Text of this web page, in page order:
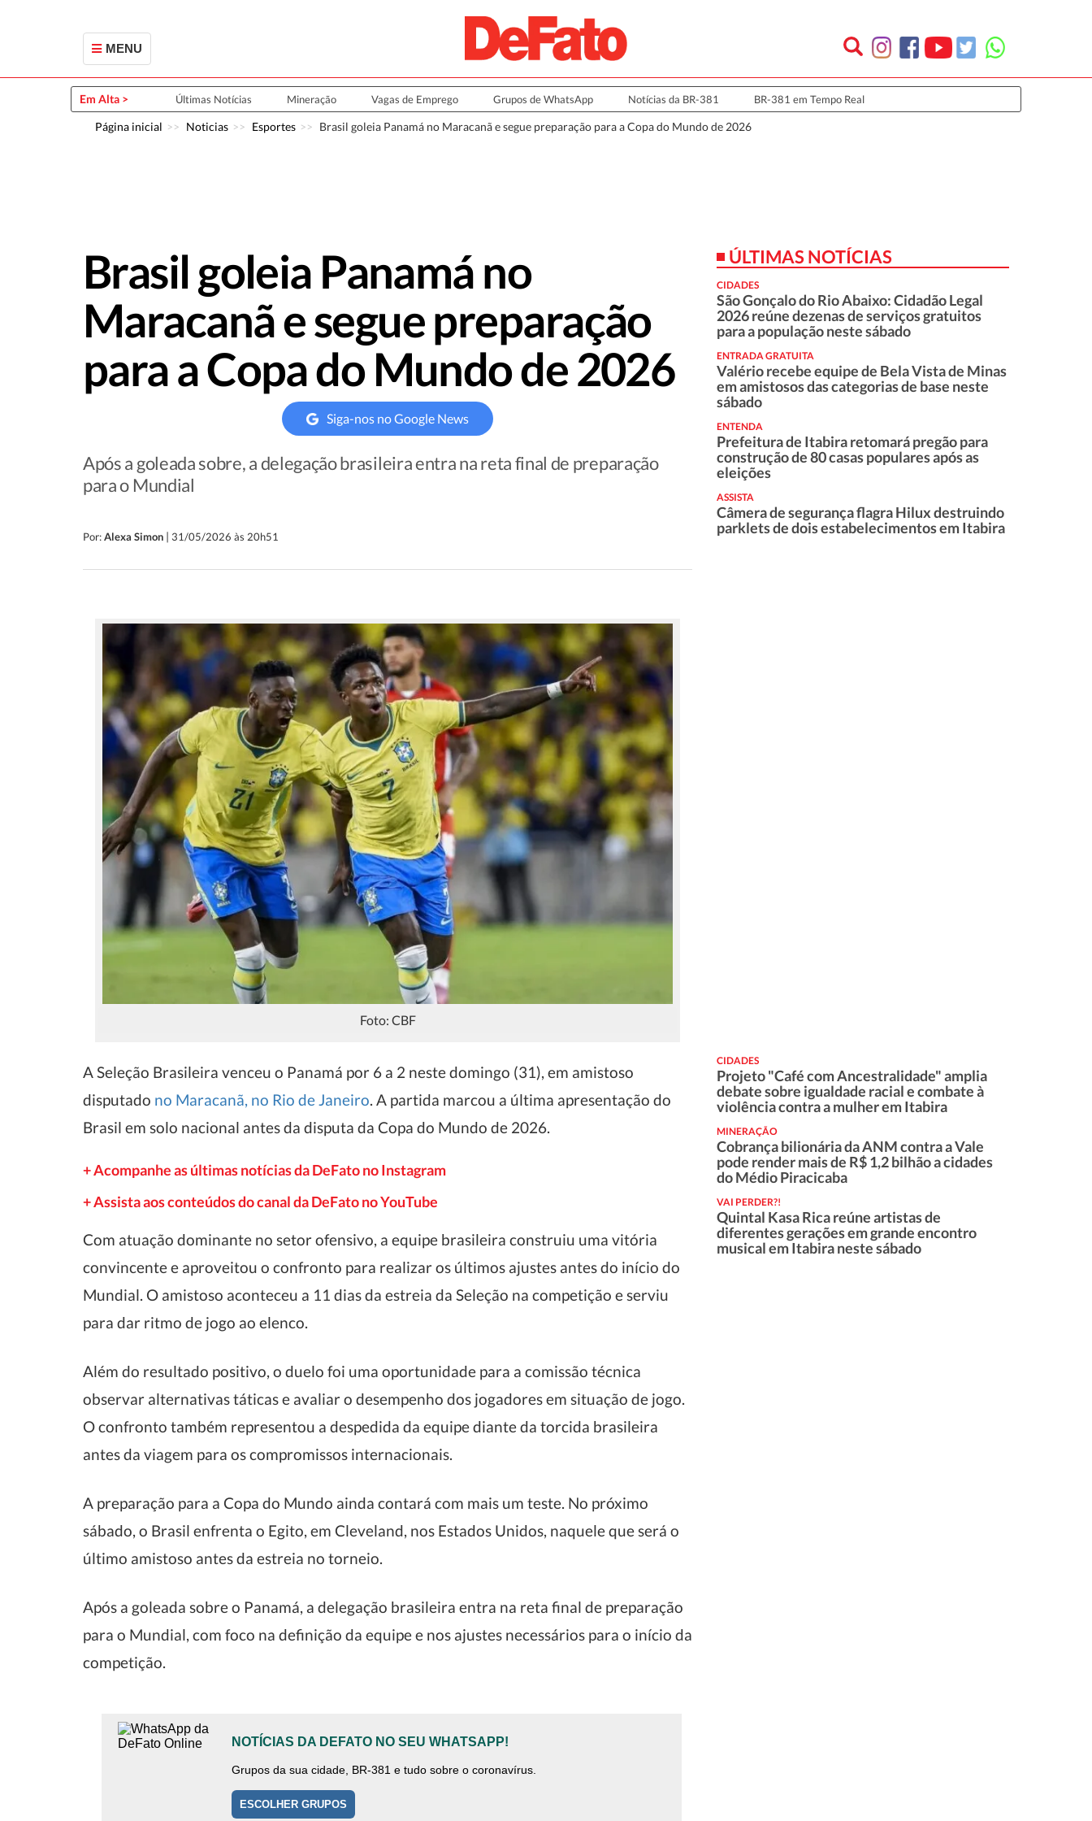
MENU
Em Alta > Últimas Notícias Mineração Vagas de Emprego Grupos de WhatsApp Notícias da BR-381 BR-381 em Tempo Real
Página inicial Noticias Esportes Brasil goleia Panamá no Maracanã e segue preparação para a Copa do Mundo de 2026
Brasil goleia Panamá no
Maracanã e segue preparação
para a Copa do Mundo de 2026
Siga-nos no Google News
Após a goleada sobre, a delegação brasileira entra na reta final de preparação
para o Mundial
Por:Alexa Simon | 31/05/2026 às 20h51
Foto: CBF
A Seleção Brasileira venceu o Panamá por 6 a 2 neste domingo (31), em amistoso
disputado no Maracanã, no Rio de Janeiro . A partida marcou a última apresentação do
Brasil em solo nacional antes da disputa da Copa do Mundo de 2026.
+ Acompanhe as últimas notícias da DeFato no Instagram
+ Assista aos conteúdos do canal da DeFato no YouTube
Com atuação dominante no setor ofensivo, a equipe brasileira construiu uma vitória
convincente e aproveitou o confronto para realizar os últimos ajustes antes do início do
Mundial. O amistoso aconteceu a 11 dias da estreia da Seleção na competição e serviu
para dar ritmo de jogo ao elenco.
Além do resultado positivo, o duelo foi uma oportunidade para a comissão técnica
observar alternativas táticas e avaliar o desempenho dos jogadores em situação de jogo.
O confronto também representou a despedida da equipe diante da torcida brasileira
antes da viagem para os compromissos internacionais.
A preparação para a Copa do Mundo ainda contará com mais um teste. No próximo
sábado, o Brasil enfrenta o Egito, em Cleveland, nos Estados Unidos, naquele que será o
último amistoso antes da estreia no torneio.
Após a goleada sobre o Panamá, a delegação brasileira entra na reta final de preparação
para o Mundial, com foco na definição da equipe e nos ajustes necessários para o início da
competição.
ÚLTIMAS NOTÍCIAS
CIDADES
São Gonçalo do Rio Abaixo: Cidadão Legal
2026 reúne dezenas de serviços gratuitos
para a população neste sábado
ENTRADA GRATUITA
Valério recebe equipe de Bela Vista de Minas
em amistosos das categorias de base neste
sábado
ENTENDA
Prefeitura de Itabira retomará pregão para
construção de 80 casas populares após as
eleições
ASSISTA
Câmera de segurança flagra Hilux destruindo
parklets de dois estabelecimentos em Itabira
CIDADES
Projeto "Café com Ancestralidade" amplia
debate sobre igualdade racial e combate à
violência contra a mulher em Itabira
MINERAÇÃO
Cobrança bilionária da ANM contra a Vale
pode render mais de R$ 1,2 bilhão a cidades
do Médio Piracicaba
VAI PERDER?!
Quintal Kasa Rica reúne artistas de
diferentes gerações em grande encontro
musical em Itabira neste sábado